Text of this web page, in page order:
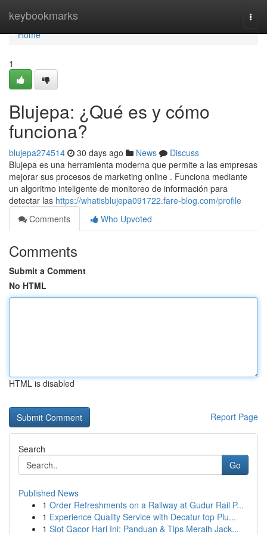
keybookmarks
Home
Home
1
Blujepa: ¿Qué es y cómo
funciona?
blujepa274514 30 days ago News
Discuss
Blujepa es una herramienta moderna que permite a las empresas
mejorar sus procesos de marketing online . Funciona mediante
un algoritmo inteligente de monitoreo de información para
detectar las https://whatisblujepa091722.fare-blog.com/profile
Comments
Who Upvoted
Comments
Submit a Comment
No HTML
HTML is disabled
Report Page
Search
Go
Published News
1 Order Refreshments on a Railway at Gudur Rail P...
1 Experience Quality Service with Decatur top Plu...
1 Slot Gacor Hari Ini: Panduan & Tips Meraih Jack...